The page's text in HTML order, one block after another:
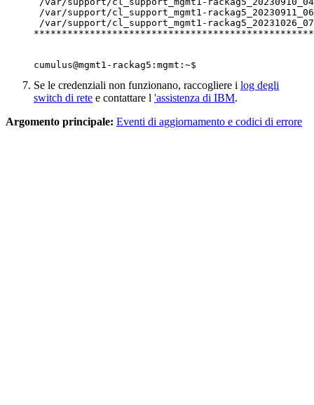
/var/support/cl_support_mgmt1-
/var/support/cl_support_mgmt1-
cumulus@mgmt1-rackag5:mgmt:~$
Se le credenziali non funzionano, raccogliere i log degli
switch di rete e contattare l 'assistenza di IBM.
Argomento principale: Eventi di aggiornamento e codici di errore